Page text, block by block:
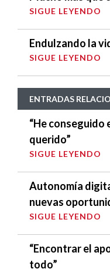
SIGUE LEYENDO
Endulzando la
SIGUE LEYENDO
ENTRADAS
“He conseguido
querido”
SIGUE LEYENDO
Autonomía
nuevas
SIGUE LEYENDO
“Encontrar el
todo”